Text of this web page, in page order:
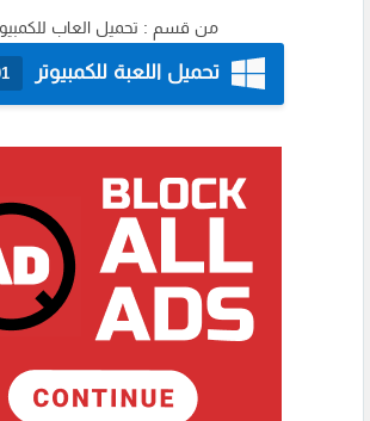
من قسم : تحميل العاب
تحميل اللعبة للكمبيوتر